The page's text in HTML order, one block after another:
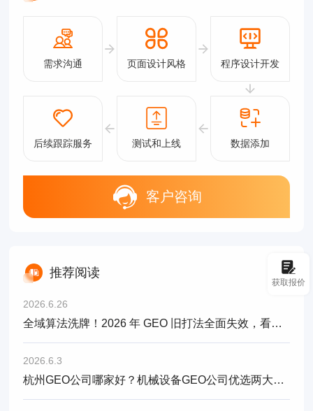
需求沟通 页面设计风格 程序设计开发
后续跟踪服务 测试和上线 数据添加
客户咨询
推荐阅读
2026.6.26
全域算法洗牌！2026 年 GEO 旧打法全面失效，看懂 3.0 新规则才能留量
2026.6.3
杭州GEO公司哪家好？机械设备GEO公司优选两大头部服务商对比解析
获取报价